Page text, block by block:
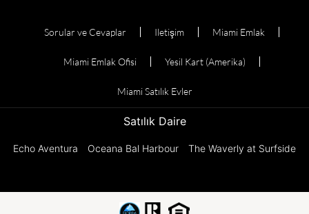
Sorular ve Cevaplar Iletişim Miami Emlak
Miami Emlak Ofisi Yesil Kart (Amerika)
Miami Satılık Evler
Satılık Daire
Echo Aventura Oceana Bal Harbour The Waverly at Surfside